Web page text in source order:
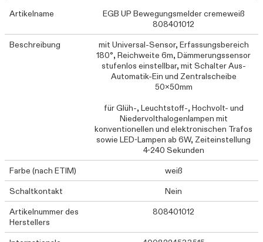
Artikelname
EGB UP Bewegungsmelder cremeweiß
808401012
Beschreibung
mit Universal-Sensor, Erfassungsbereich
180°, Reichweite 6m, Dämmerungssensor
stufenlos einstellbar, mit Schalter Aus-
Automatik-Ein und Zentralscheibe
50x50mm
für Glüh-, Leuchtstoff-, Hochvolt- und
Niedervolthalogenlampen mit
konventionellen und elektronischen Trafos
sowie LED-Lampen ab 6W, Zeiteinstellung
4-240 Sekunden
Farbe (nach ETIM)
weiß
Schaltkontakt
Nein
Artikelnummer des
Herstellers
808401012